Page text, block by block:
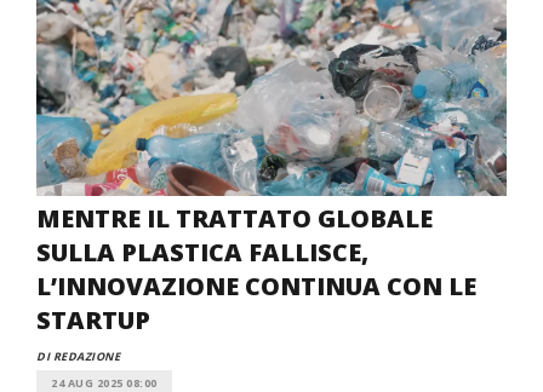
MENTRE IL TRATTATO GLOBALE
SULLA PLASTICA FALLISCE,
L’INNOVAZIONE CONTINUA CON LE
STARTUP
DI REDAZIONE
24 AUG 2025 08:00